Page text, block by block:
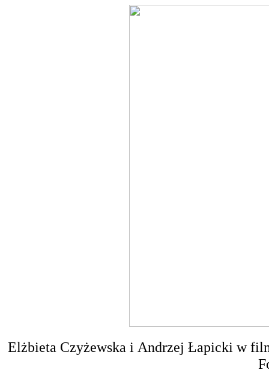
Elżbieta Czyżewska i Andrzej Łapicki w